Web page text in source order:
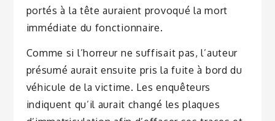
portés à la tête auraient provoqué la mort
immédiate du fonctionnaire.
Comme si l’horreur ne suffisait pas, l’auteur
présumé aurait ensuite pris la fuite à bord du
véhicule de la victime. Les enquêteurs
indiquent qu’il aurait changé les plaques